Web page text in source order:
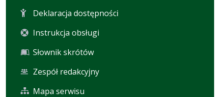
Deklaracja dostępności
Instrukcja obsługi
Słownik skrótów
Zespół redakcyjny
Mapa serwisu